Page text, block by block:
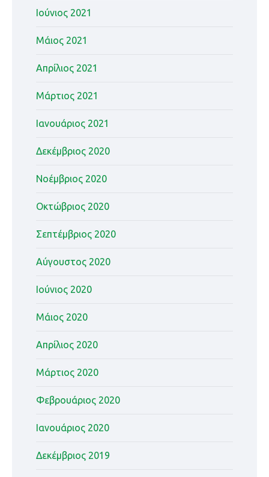
Ιούνιος 2021
Μάιος 2021
Απρίλιος 2021
Μάρτιος 2021
Ιανουάριος 2021
Δεκέμβριος 2020
Νοέμβριος 2020
Οκτώβριος 2020
Σεπτέμβριος 2020
Αύγουστος 2020
Ιούνιος 2020
Μάιος 2020
Απρίλιος 2020
Μάρτιος 2020
Φεβρουάριος 2020
Ιανουάριος 2020
Δεκέμβριος 2019